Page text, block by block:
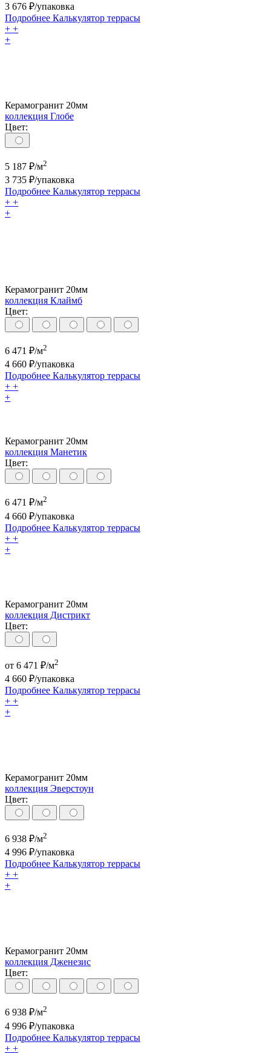
3 676 ₽/упаковка
Подробнее Калькулятор террасы
+ +
+
Керамогранит 20мм
коллекция Глобе
Цвет:
5 187 ₽/м2
3 735 ₽/упаковка
Подробнее Калькулятор террасы
+ +
+
Керамогранит 20мм
коллекция Клаймб
Цвет:
6 471 ₽/м2
4 660 ₽/упаковка
Подробнее Калькулятор террасы
+ +
+
Керамогранит 20мм
коллекция Манетик
Цвет:
6 471 ₽/м2
4 660 ₽/упаковка
Подробнее Калькулятор террасы
+ +
+
Керамогранит 20мм
коллекция Дистрикт
Цвет:
от 6 471 ₽/м2
4 660 ₽/упаковка
Подробнее Калькулятор террасы
+ +
+
Керамогранит 20мм
коллекция Эверстоун
Цвет:
6 938 ₽/м2
4 996 ₽/упаковка
Подробнее Калькулятор террасы
+ +
+
Керамогранит 20мм
коллекция Дженезис
Цвет:
6 938 ₽/м2
4 996 ₽/упаковка
Подробнее Калькулятор террасы
+ +